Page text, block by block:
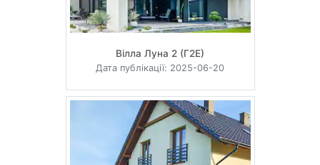
Вілла Луна 2 (Г2Е)
Дата публікації: 2025-06-20